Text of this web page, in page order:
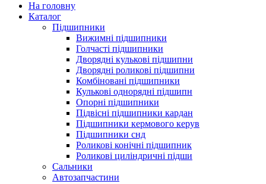
На головну
Каталог
Підшипники
Вижимні підшипники
Голчасті підшипники
Дворядні кулькові підшипни
Дворядні роликові підшипни
Комбіновані підшипники
Кулькові однорядні підшипн
Опорні підшипники
Підвісні підшипники кардан
Підшипники кермового керув
Підшипники снд
Роликові конічні підшипник
Роликові циліндричні підши
Сальники
Автозапчастини